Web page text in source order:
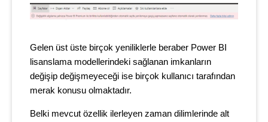
Gelen üst üste birçok yeniliklerle beraber Power BI
lisanslama modellerindeki sağlanan imkanların
değişip değişmeyeceği ise birçok kullanıcı tarafından
merak konusu olmaktadır.
Belki mevcut özellik ilerleyen zaman dilimlerinde alt